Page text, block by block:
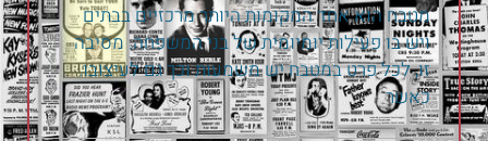
מטבח הוא אחד המקומות היותר מרכזיים בבתים
ויש בו פעילות יומיומית של בני המשפחה. מסיבה
זו, לכל פרט במטבח יש משמעות וכך גם לעיצובו.
כאשר